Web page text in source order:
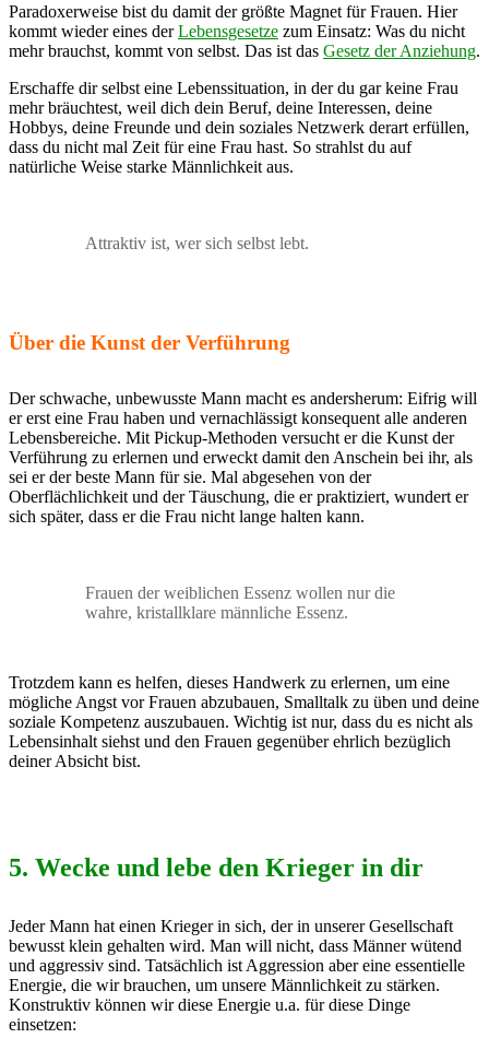
Paradoxerweise bist du damit der größte Magnet für Frauen. Hier
kommt wieder eines derLebensgesetze zum Einsatz: Was du nicht
mehr brauchst, kommt von selbst. Das ist das Gesetz der Anziehung.
Erschaffe dir selbst eine Lebenssituation, in der du gar keine Frau
mehr bräuchtest, weil dich dein Beruf, deine Interessen, deine
Hobbys, deine Freunde und dein soziales Netzwerk derart erfüllen,
dass du nicht mal Zeit für eine Frau hast. So strahlst du auf
natürliche Weise starke Männlichkeit aus.
Attraktiv ist, wer sich selbst lebt.
Über die Kunst der Verführung
Der schwache, unbewusste Mann macht es andersherum: Eifrig will
er erst eine Frau haben und vernachlässigt konsequent alle anderen
Lebensbereiche. Mit Pickup-Methoden versucht er die Kunst der
Verführung zu erlernen und erweckt damit den Anschein bei ihr, als
sei er der beste Mann für sie. Mal abgesehen von der
Oberflächlichkeit und der Täuschung, die er praktiziert, wundert er
sich später, dass er die Frau nicht lange halten kann.
Frauen der weiblichen Essenz wollen nur die
wahre, kristallklare männliche Essenz.
Trotzdem kann es helfen, dieses Handwerk zu erlernen, um eine
mögliche Angst vor Frauen abzubauen, Smalltalk zu üben und deine
soziale Kompetenz auszubauen. Wichtig ist nur, dass du es nicht als
Lebensinhalt siehst und den Frauen gegenüber ehrlich bezüglich
deiner Absicht bist.
5. Wecke und lebe den Krieger in dir
Jeder Mann hat einen Krieger in sich, der in unserer Gesellschaft
bewusst klein gehalten wird. Man will nicht, dass Männer wütend
und aggressiv sind. Tatsächlich ist Aggression aber eine essentielle
Energie, die wir brauchen, um unsere Männlichkeit zu stärken.
Konstruktiv können wir diese Energie u.a. für diese Dinge
einsetzen: